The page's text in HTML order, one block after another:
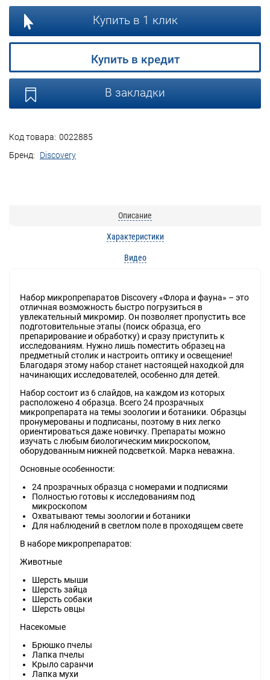
Код товара: 0022885
Бренд:
Discovery
Купить в 1 клик
Купить в кредит
В закладки
Описание
Характеристики
Видео
Набор микропрепаратов Discovery «Флора и фауна» – это
отличная возможность быстро погрузиться в
увлекательный микромир. Он позволяет пропустить все
подготовительные этапы (поиск образца, его
препарирование и обработку) и сразу приступить к
исследованиям. Нужно лишь поместить образец на
предметный столик и настроить оптику и освещение!
Благодаря этому набор станет настоящей находкой для
начинающих исследователей, особенно для детей.
Набор состоит из 6 слайдов, на каждом из которых
расположено 4 образца. Всего 24 прозрачных
микропрепарата на темы зоологии и ботаники. Образцы
пронумерованы и подписаны, поэтому в них легко
ориентироваться даже новичку. Препараты можно
изучать с любым биологическим микроскопом,
оборудованным нижней подсветкой. Марка неважна.
Основные особенности:
24 прозрачных образца с номерами и подписями
Полностью готовы к исследованиям под
микроскопом
Охватывают темы зоологии и ботаники
Для наблюдений в светлом поле в проходящем свете
В наборе микропрепаратов:
Животные
Шерсть мыши
Шерсть зайца
Шерсть собаки
Шерсть овцы
Насекомые
Брюшко пчелы
Лапка пчелы
Крыло саранчи
Лапка мухи